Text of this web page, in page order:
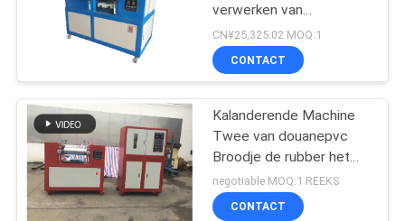
VERZOEK
OM EEN
CITAAT
verwerken van
kunststofrubber,
raffinage, twee rollen
open mengmolen
CN¥25,325.02 MOQ:1
CONTACT
Kalanderende Machine
Twee van douanepvc
Broodje de rubber het
Mengen zich Machines
van de Molenverwerking
negotiable MOQ:1 REEKS
CONTACT